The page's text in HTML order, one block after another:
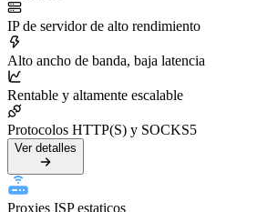
IP de servidor de alto rendimiento
Alto ancho de banda, baja latencia
Rentable y altamente escalable
Protocolos HTTP(S) y SOCKS5
Ver detalles
Proxies ISP estaticos